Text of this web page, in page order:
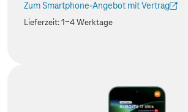
Zum Smartphone-Angebot mit Vertrag
(Der Link wird in einem neuen Tab geöffnet)
Lieferzeit:1-4 Werktage